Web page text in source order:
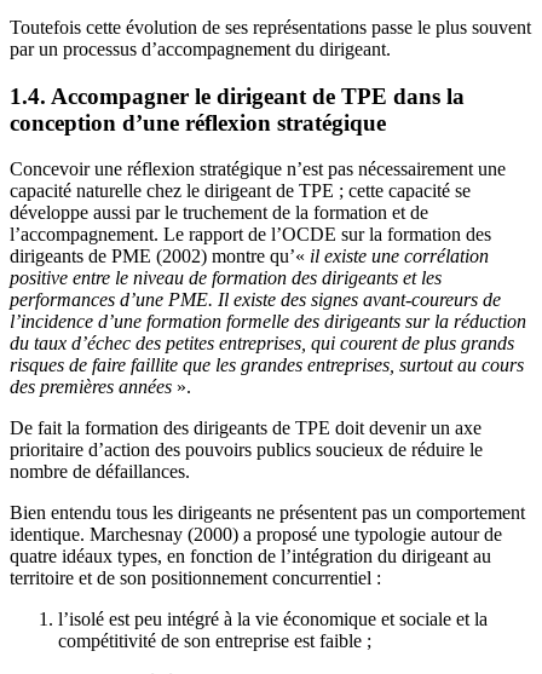
Toutefois cette évolution de ses représentations passe le plus souvent
par un processus d’accompagnement du dirigeant.
1.4. Accompagner le dirigeant de TPE dans la
conception d’une réflexion stratégique
Concevoir une réflexion stratégique n’est pas nécessairement une
capacité naturelle chez le dirigeant de TPE ; cette capacité se
développe aussi par le truchement de la formation et de
l’accompagnement. Le rapport de l’OCDE sur la formation des
dirigeants de PME (2002) montre qu’« il existe une corrélation
positive entre le niveau de formation des dirigeants et les
performances d’une PME. Il existe des signes avant-coureurs de
l’incidence d’une formation formelle des dirigeants sur la réduction
du taux d’échec des petites entreprises, qui courent de plus grands
risques de faire faillite que les grandes entreprises, surtout au cours
des premières années ».
De fait la formation des dirigeants de TPE doit devenir un axe
prioritaire d’action des pouvoirs publics soucieux de réduire le
nombre de défaillances.
Bien entendu tous les dirigeants ne présentent pas un comportement
identique. Marchesnay (2000) a proposé une typologie autour de
quatre idéaux types, en fonction de l’intégration du dirigeant au
territoire et de son positionnement concurrentiel :
l’isolé est peu intégré à la vie économique et sociale et la
compétitivité de son entreprise est faible ;